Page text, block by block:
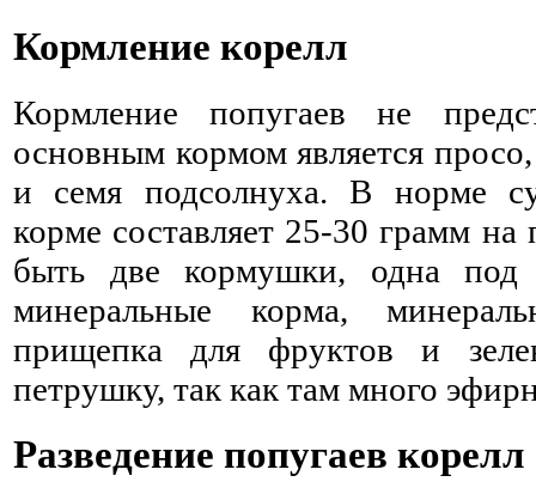
Кормление корелл
Кормление попугаев не
основным кормом является
и семя подсолнуха. В норме
корме составляет 25-30 грамм
быть две кормушки, одна под
минеральные корма,
прищепка для фруктов и
петрушку, так как там много
Разведение попугаев корелл